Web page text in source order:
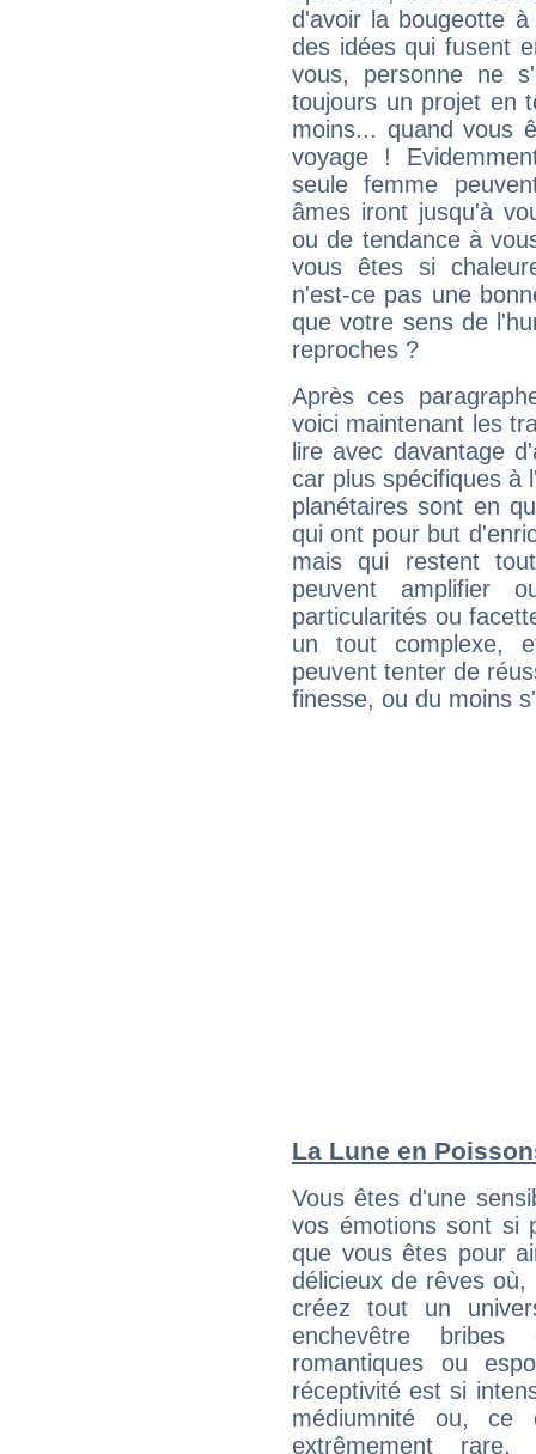
d'avoir la bougeotte
des idées qui fusent
vous, personne ne
toujours un projet en
moins... quand vous
voyage !
seule femme
âmes iront jusqu'à
ou de tendance à
vous êtes si
n'est-ce pas une
que votre sens de
reproches ?
Après ces
voici maintenant les
lire avec davantage
car plus spécifiques à
planétaires sont en
qui ont pour but
mais qui restent
peuvent amplifier
particularités ou
un tout complexe,
peuvent tenter de
finesse, ou du moins
La Lune en
Vous êtes d'une
vos émotions sont si
que vous êtes pour
délicieux de rêves
créez tout un
enchevêtre bribes
romantiques ou
réceptivité est si
médiumnité ou,
extrêmement